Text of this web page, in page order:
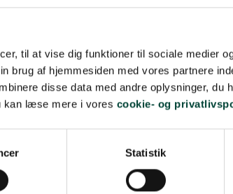
til at vise dig funktioner til sociale medier
brug af hjemmesiden med vores partnere
disse data med andre oplysninger, du
kan læse mere i vores cookie- og
Statistik